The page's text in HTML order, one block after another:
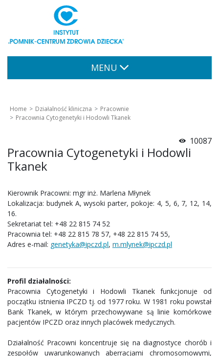
MENU
Home Działalność kliniczna
Pracownie
Pracownia Cytogenetyki i Hodowli Tkanek
10087
Pracownia Cytogenetyki i Hodowli
Tkanek
Kierownik Pracowni: mgr inż. Marlena Młynek
Lokalizacja: budynek A, wysoki parter, pokoje: 4, 5, 6, 7, 12, 14,
16.
Sekretariat tel: +48 22 815 74 52
Pracownia tel: +48 22 815 78 57, +48 22 815 74 55,
Adres e-mail: genetyka@ipczd.pl, m.mlynek@ipczd.pl
Profil działalności:
Pracownia Cytogenetyki i Hodowli Tkanek funkcjonuje od
początku istnienia IPCZD tj. od 1977 roku. W 1981 roku powstał
Bank Tkanek, w którym przechowywane są linie komórkowe
pacjentów IPCZD oraz innych placówek medycznych.
Działalność Pracowni koncentruje się na diagnostyce chorób i
zespołów uwarunkowanych aberracjami chromosomowymi,